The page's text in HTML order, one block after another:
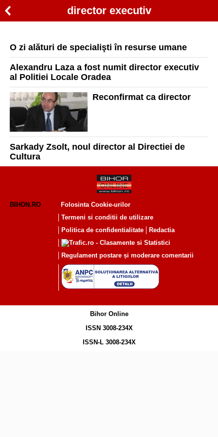
director executiv
O zi alături de specialişti în resurse umane
Alexandru Laza a fost numit director executiv
al Politiei Locale Oradea
Reconfirmat ca director
Sarkady Zsolt, noul director al Directiei de
Cultura
BIHON.RO
Folosinta Cookie-urilor
Termeni si conditii de utilizare
Politica de confidentialitate
Redactia
Regulament postare și moderare comentarii
Bihor Online
ISSN 3008-234X
ISSN-L 3008-234X